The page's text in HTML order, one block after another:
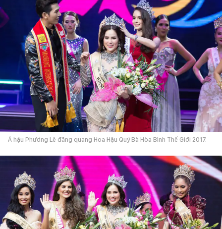
Á hậu Phương Lê đăng quang Hoa Hậu Quý Bà Hòa Bình Thế Giới 2017.